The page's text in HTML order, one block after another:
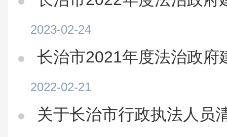
2023-02-24
长治市2021年度法治政府
2022-02-21
关于长治市行政执法人员